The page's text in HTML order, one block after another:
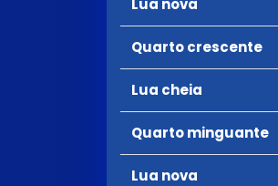
Lua nova
Quarto crescente
Lua cheia
Quarto minguante
Lua nova